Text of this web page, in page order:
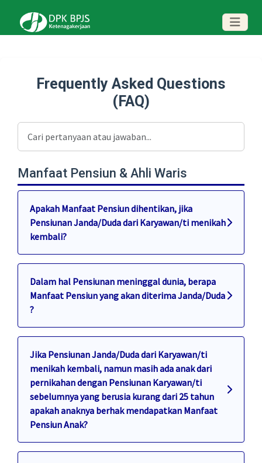
Frequently Asked Questions
(FAQ)
Manfaat Pensiun & Ahli Waris
Apakah Manfaat Pensiun dihentikan, jika
Pensiunan Janda/Duda dari Karyawan/ti menikah
kembali?
Dalam hal Pensiunan meninggal dunia, berapa
Manfaat Pensiun yang akan diterima Janda/Duda
?
Jika Pensiunan Janda/Duda dari Karyawan/ti
menikah kembali, namun masih ada anak dari
pernikahan dengan Pensiunan Karyawan/ti
sebelumnya yang berusia kurang dari 25 tahun
apakah anaknya berhak mendapatkan Manfaat
Pensiun Anak?